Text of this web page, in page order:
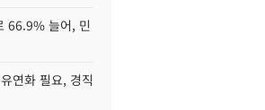
66.9% 늘어, 민
연화 필요, 경직